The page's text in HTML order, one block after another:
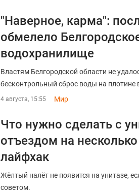
"Наверное, карма":
обмелело
водохранилище
Властям Белгородской области не
бесконтрольный сброс воды на
4 августа, 15:55 Мир
Что нужно сделать с
отъездом на
лайфхак
Жёлтый налёт не появится на унитазе,
советом.